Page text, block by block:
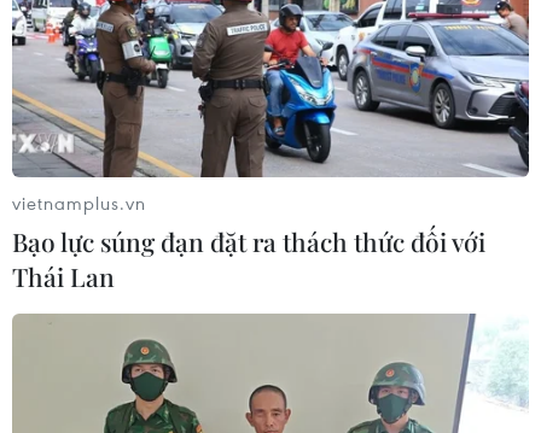
vietnamplus.vn
Bạo lực súng đạn đặt ra thách thức đối với
Thái Lan